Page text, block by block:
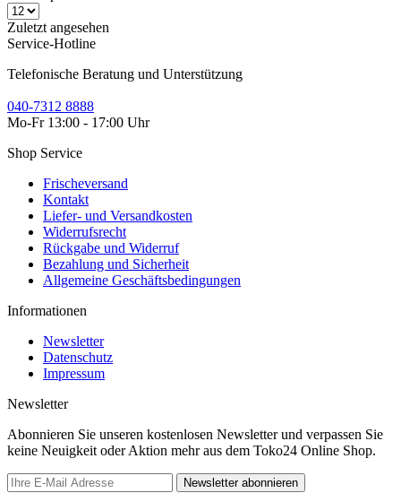
Zuletzt angesehen
Service-Hotline
Telefonische Beratung und Unterstützung
040-7312 8888
Mo-Fr 13:00 - 17:00 Uhr
Shop Service
Frischeversand
Kontakt
Liefer- und Versandkosten
Widerrufsrecht
Rückgabe und Widerruf
Bezahlung und Sicherheit
Allgemeine Geschäftsbedingungen
Informationen
Newsletter
Datenschutz
Impressum
Newsletter
Abonnieren Sie unseren kostenlosen Newsletter und verpassen Sie
keine Neuigkeit oder Aktion mehr aus dem Toko24 Online Shop.
Newsletter abonnieren